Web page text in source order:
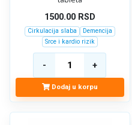
1500.00RSD
Cirkulacija slaba
Demencija
Srce i kardio rizik
Dodaj u korpu